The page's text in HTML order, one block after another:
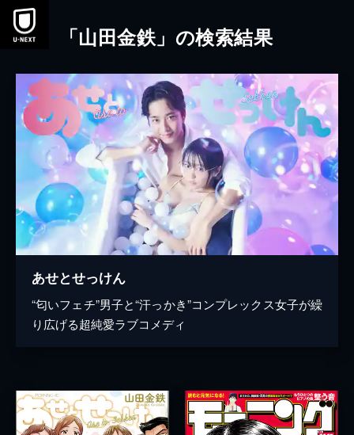
本文へスキップ
「山田金鉄」の検索結果
あせとせっけん
“匂いフェチ”男子と“汗っかき”コンプレックス女子が繰
り広げる超純愛ラブコメディ